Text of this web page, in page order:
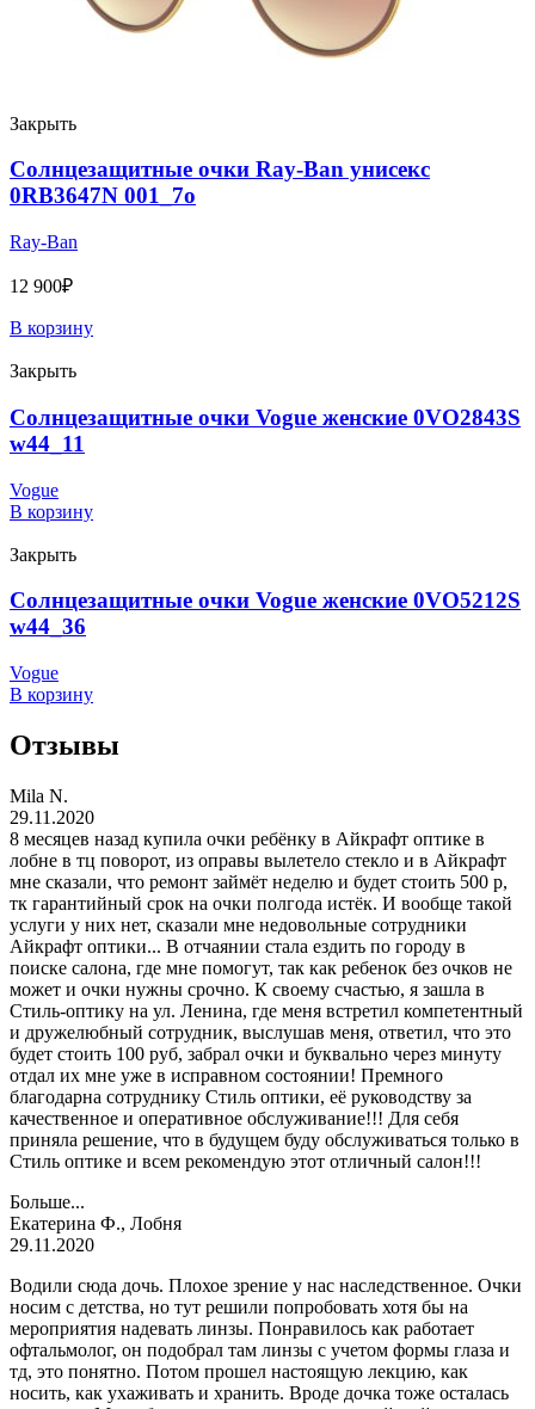
Закрыть
Солнцезащитные очки Ray-Ban унисекс
0RB3647N 001_7o
Ray-Ban
12 900₽
В корзину
Закрыть
Солнцезащитные очки Vogue женские 0VO2843S
w44_11
Vogue
В корзину
Закрыть
Солнцезащитные очки Vogue женские 0VO5212S
w44_36
Vogue
В корзину
Отзывы
Mila N.
29.11.2020
8 месяцев назад купила очки ребёнку в Айкрафт оптике в
лобне в тц поворот, из оправы вылетело стекло и в Айкрафт
мне сказали, что ремонт займёт неделю и будет стоить 500 р,
тк гарантийный срок на очки полгода истёк. И вообще такой
услуги у них нет, сказали мне недовольные сотрудники
Айкрафт оптики... В отчаянии стала ездить по городу в
поиске салона, где мне помогут, так как ребенок без очков не
может и очки нужны срочно. К своему счастью, я зашла в
Стиль-оптику на ул. Ленина, где меня встретил компетентный
и дружелюбный сотрудник, выслушав меня, ответил, что это
будет стоить 100 руб, забрал очки и буквально через минуту
отдал их мне уже в исправном состоянии! Премного
благодарна сотруднику Стиль оптики, её руководству за
качественное и оперативное обслуживание!!! Для себя
приняла решение, что в будущем буду обслуживаться только в
Стиль оптике и всем рекомендую этот отличный салон!!!
Больше...
Екатерина Ф., Лобня
29.11.2020
Водили сюда дочь. Плохое зрение у нас наследственное. Очки
носим с детства, но тут решили попробовать хотя бы на
мероприятия надевать линзы. Понравилось как работает
офтальмолог, он подобрал там линзы с учетом формы глаза и
тд, это понятно. Потом прошел настоящую лекцию, как
носить, как ухаживать и хранить. Вроде дочка тоже осталась